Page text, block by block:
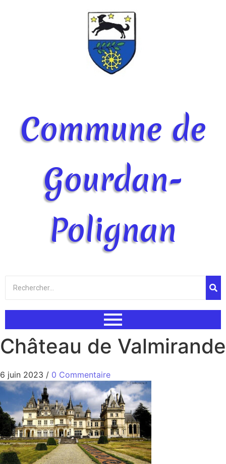
Commune de
Gourdan-
Polignan
Château de Valmirande
6 juin 2023 / 0 Commentaire